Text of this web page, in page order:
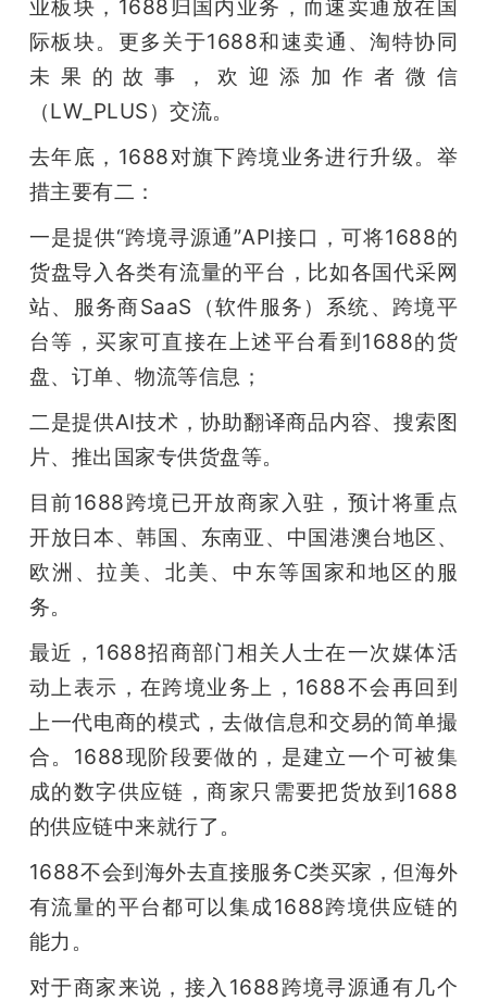
业板块，1688归国内业务，而速卖通放在国
际板块。 更多关于1688和速卖通、淘特协同
未果的故事，欢迎添加作者微信
（LW_PLUS）交流。
去年底，1688对旗下跨境业务进行升级。举
措主要有二：
一是提供“跨境寻源通”API接口，可将1688的
货盘导入各类有流量的平台，比如各国代采网
站、服务商SaaS（软件服务）系统、跨境平
台等，买家可直接在上述平台看到1688的货
盘、订单、物流等信息；
二是提供AI技术，协助翻译商品内容、搜索图
片、推出国家专供货盘等。
目前1688跨境已开放商家入驻，预计将重点
开放日本、韩国、东南亚、中国港澳台地区、
欧洲、拉美、北美、中东等国家和地区的服
务。
最近，1688招商部门相关人士在一次媒体活
动上表示，在跨境业务上，1688不会再回到
上一代电商的模式，去做信息和交易的简单撮
合。1688现阶段要做的，是建立一个可被集
成的数字供应链，商家只需要把货放到1688
的供应链中来就行了。
1688不会到海外去直接服务C类买家，但海外
有流量的平台都可以集成1688跨境供应链的
能力。
对于商家来说，接入1688跨境寻源通有几个